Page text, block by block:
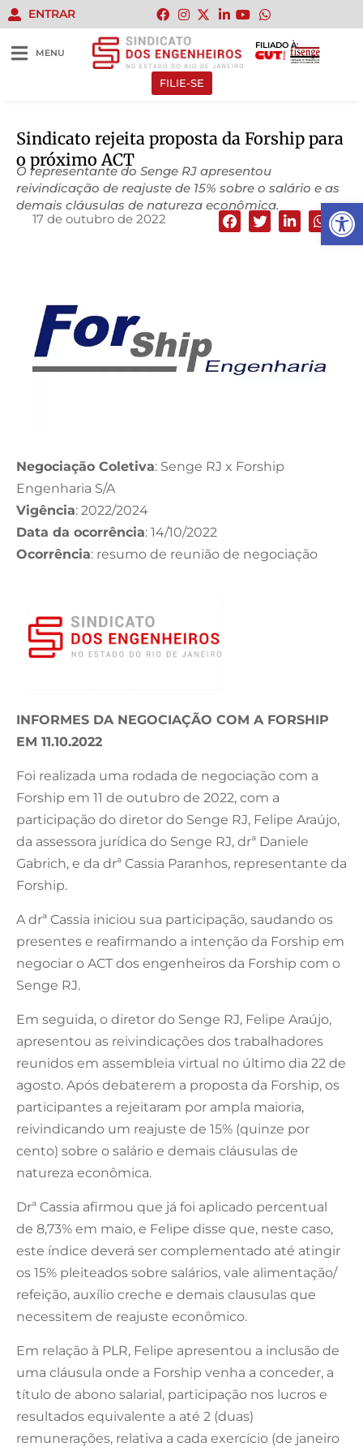
Abrir
ENTRAR
MENU
FILIADO À:
FILIE-SE
Sindicato rejeita proposta da Forship para
o próximo ACT
O representante do Senge RJ apresentou
reivindicação de reajuste de 15% sobre o salário e as
demais cláusulas de natureza econômica.
17 de outubro de 2022
Negociação Coletiva: Senge RJ x Forship
Engenharia S/A
Vigência: 2022/2024
Data da ocorrência: 14/10/2022
Ocorrência: resumo de reunião de negociação
INFORMES DA NEGOCIAÇÃO COM A FORSHIP
EM 11.10.2022
Foi realizada uma rodada de negociação com a
Forship em 11 de outubro de 2022, com a
participação do diretor do Senge RJ, Felipe Araújo,
da assessora jurídica do Senge RJ, drª Daniele
Gabrich, e da drª Cassia Paranhos, representante da
Forship.
A drª Cassia iniciou sua participação, saudando os
presentes e reafirmando a intenção da Forship em
negociar o ACT dos engenheiros da Forship com o
Senge RJ.
Em seguida, o diretor do Senge RJ, Felipe Araújo,
apresentou as reivindicações dos trabalhadores
reunidos em assembleia virtual no último dia 22 de
agosto. Após debaterem a proposta da Forship, os
participantes a rejeitaram por ampla maioria,
reivindicando um reajuste de 15% (quinze por
cento) sobre o salário e demais cláusulas de
natureza econômica.
Drª Cassia afirmou que já foi aplicado percentual
de 8,73% em maio, e Felipe disse que, neste caso,
este índice deverá ser complementado até atingir
os 15% pleiteados sobre salários, vale alimentação/
refeição, auxílio creche e demais clausulas que
necessitem de reajuste econômico.
Em relação à PLR, Felipe apresentou a inclusão de
uma cláusula onde a Forship venha a conceder, a
título de abono salarial, participação nos lucros e
resultados equivalente a até 2 (duas)
remunerações, relativa a cada exercício (de janeiro